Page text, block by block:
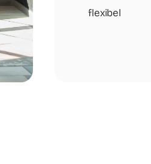
flexibel